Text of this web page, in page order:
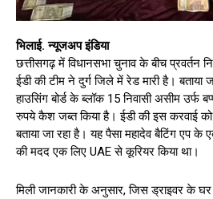
भिलाई. न्यूजअप इंडिया
छत्तीसगढ़ में विधानसभा चुनाव के बीच प्रवर्तन
ईडी की टीम ने दुर्ग जिले में रेड मारी है। बताया
हाउसिंग बोर्ड के ब्लॉक 15 निवासी असीम उर्फ
रुपये कैश जब्त किया है। ईडी की इस करवाई
बताया जा रहा है। यह पैसा महादेव बैटिंग एप के
की मदद एक लिए UAE से कूरियर किया था।
मिली जानकारी के अनुसार, जिस ड्राइवर के घर